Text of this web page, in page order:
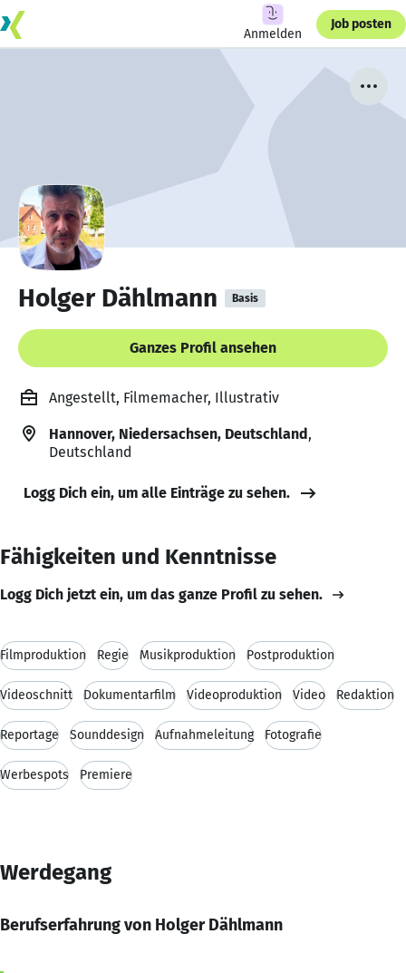
Anmelden
Job posten
Holger Dählmann Basis
Ganzes Profil ansehen
Angestellt, Filmemacher, Illustrativ
Hannover, Niedersachsen, Deutschland,
Deutschland
Logg Dich ein, um alle Einträge zu sehen.
Fähigkeiten und Kenntnisse
Logg Dich jetzt ein, um das ganze Profil zu sehen.
Filmproduktion Regie Musikproduktion Postproduktion
Videoschnitt Dokumentarfilm Videoproduktion Video Redaktion
Reportage Sounddesign Aufnahmeleitung Fotografie
Werbespots Premiere
Werdegang
Berufserfahrung von Holger Dählmann